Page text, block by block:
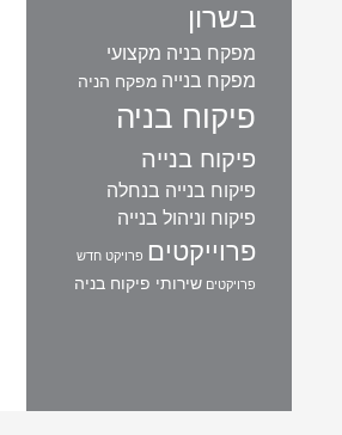
בשרון
מפקח בניה מקצועי
מפקח בנייה מפקח הניה
פיקוח בניה
פיקוח בנייה
פיקוח בנייה בנחלה
פיקוח וניהול בנייה
פרוייקטים פרויקט חדש
פרויקטים שירותי פיקוח בניה